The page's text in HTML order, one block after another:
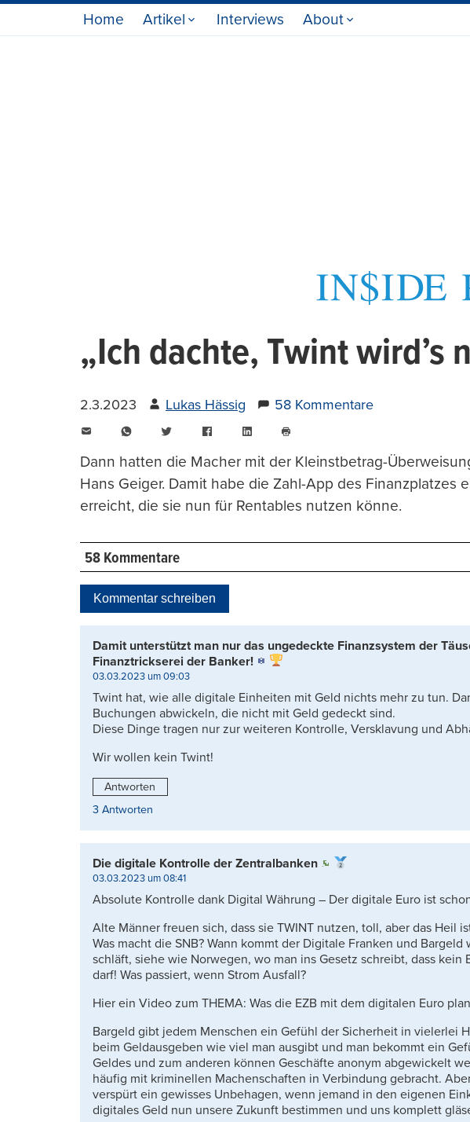
Home Artikel Interviews About
„Ich dachte, Twint wird’s
2.3.2023 Lukas Hässig 58 Kommentare
WhatsAppTwitter FacebookLinkedIn
drucken
Dann hatten die Macher mit der Kleinstbetrag-
Hans Geiger. Damit habe die Zahl-App des Finanzplatzes
erreicht, die sie nun für Rentables nutzen könne.
58 Kommentare
Kommentar schreiben
Damit unterstützt man nur das ungedeckte Finanzsystem der
Finanztrickserei der Banker!
03.03.2023 um 09:03
Twint hat, wie alle digitale Einheiten mit Geld nichts mehr zu tun.
Buchungen abwickeln, die nicht mit Geld gedeckt sind.
Diese Dinge tragen nur zur weiteren Kontrolle, Versklavung und
Wir wollen kein Twint!
Antworten
3 Antworten
Die digitale Kontrolle der Zentralbanken
03.03.2023 um 08:41
Absolute Kontrolle dank Digital Währung – Der digitale Euro ist
Alte Männer freuen sich, dass sie TWINT nutzen, toll, aber das Heil
Was macht die SNB? Wann kommt der Digitale Franken und
schläft, siehe wie Norwegen, wo man ins Gesetz schreibt, dass kein
darf! Was passiert, wenn Strom Ausfall?
Hier ein Video zum THEMA: Was die EZB mit dem digitalen Euro
Bargeld gibt jedem Menschen ein Gefühl der Sicherheit in vielerlei
beim Geldausgeben wie viel man ausgibt und man bekommt ein
Geldes und zum anderen können Geschäfte anonym abgewickelt
häufig mit kriminellen Machenschaften in Verbindung gebracht.
verspürt ein gewisses Unbehagen, wenn jemand in den eigenen
digitales Geld nun unsere Zukunft bestimmen und uns komplett